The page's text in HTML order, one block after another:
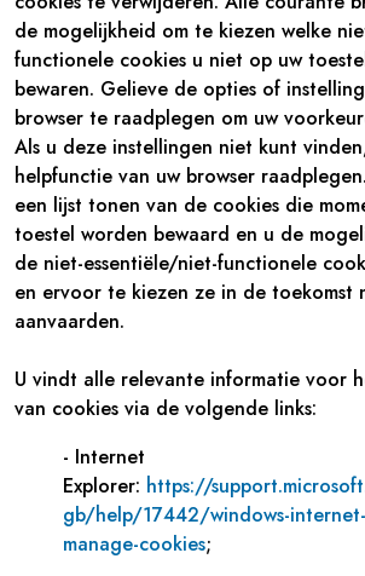
de mogelijkheid om te kiezen welke
functionele cookies u niet op uw
bewaren. Gelieve de opties of
browser te raadplegen om uw
Als u deze instellingen niet kunt
helpfunctie van uw browser
een lijst tonen van de cookies die
toestel worden bewaard en u de
de niet-essentiële/niet-functionele
en ervoor te kiezen ze in de toekomst
aanvaarden.
U vindt alle relevante informatie voor
van cookies via de volgende links:
- Internet
Explorer: https://
gb/help/17442/windows-
manage-cookies;